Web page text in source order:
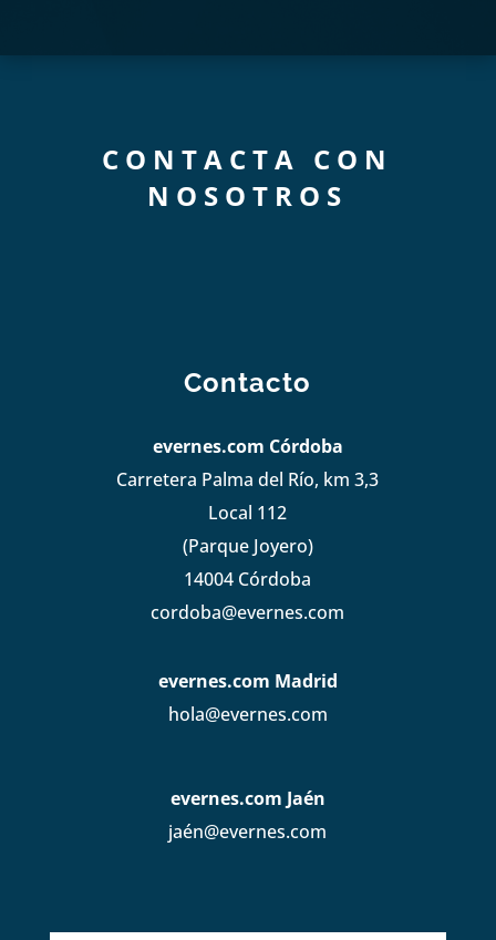
CONTACTA CON
NOSOTROS
Contacto
evernes.com Córdoba
Carretera Palma del Río, km 3,3
Local 112
(Parque Joyero)
14004 Córdoba
cordoba@evernes.com
evernes.com Madrid
hola@evernes.com
evernes.com Jaén
jaén@evernes.com